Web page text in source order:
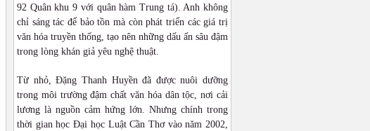
92 Quân khu 9 với quân hàm Trung tá). Anh không
chỉ sáng tác để bảo tồn mà còn phát triển các giá trị
văn hóa truyền thống, tạo nên những dấu ấn sâu đậm
trong lòng khán giả yêu nghệ thuật.
Từ nhỏ, Đặng Thanh Huyền đã được nuôi dưỡng
trong môi trường đậm chất văn hóa dân tộc, nơi cải
lương là nguồn cảm hứng lớn. Nhưng chính trong
thời gian học Đại học Luật Cần Thơ vào năm 2002,